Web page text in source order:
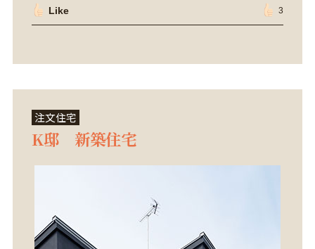
Like 3
注文住宅
K邸 新築住宅